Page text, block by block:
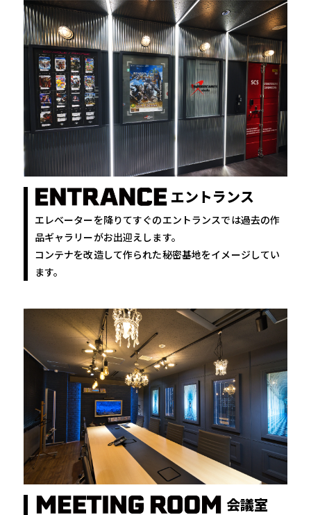
エントランス
エレベーターを降りてすぐのエントランスでは過去の作
品ギャラリーがお出迎えします。
コンテナを改造して作られた秘密基地をイメージしてい
ます。
会議室